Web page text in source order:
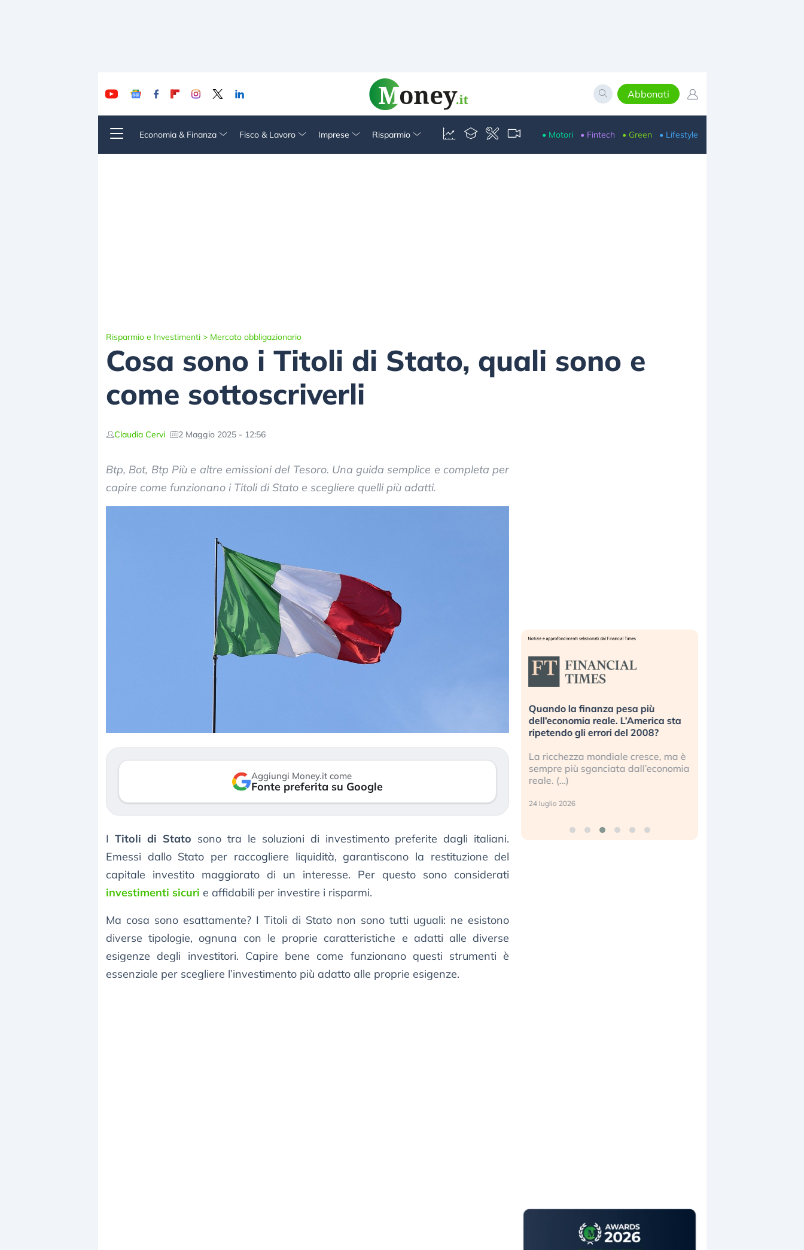
Abbonati
Economia & Finanza Fisco & Lavoro Imprese Risparmio • Motori • Fintech • Green • Lifestyle
Risparmio e Investimenti > Mercato obbligazionario
Cosa sono i Titoli di Stato, quali sono e
come sottoscriverli
Claudia Cervi 2 Maggio 2025 - 12:56
Btp, Bot, Btp Più e altre emissioni del Tesoro. Una guida semplice e completa per
capire come funzionano i Titoli di Stato e scegliere quelli più adatti.
Aggiungi Money.it come
Fonte preferita su Google
I Titoli di Stato sono tra le soluzioni di investimento preferite dagli italiani.
Emessi dallo Stato per raccogliere liquidità, garantiscono la restituzione del
capitale investito maggiorato di un interesse. Per questo sono considerati
investimenti sicuri e affidabili per investire i risparmi.
Ma cosa sono esattamente? I Titoli di Stato non sono tutti uguali: ne esistono
diverse tipologie, ognuna con le proprie caratteristiche e adatti alle diverse
esigenze degli investitori. Capire bene come funzionano questi strumenti è
essenziale per scegliere l’investimento più adatto alle proprie esigenze.
Dalle valutazioni estreme alla
correzione. Cosa sta guidando il
repricing degli asset?
3 agosto 2026
della bolla AI
Kospi, mentre gli investitori retail (…)
30 luglio 2026
Quando la finanza pesa più
dell’economia reale. L’America sta
ripetendo gli errori del 2008?
La ricchezza mondiale cresce, ma è
sempre più sganciata dall’economia
reale. (…)
24 luglio 2026